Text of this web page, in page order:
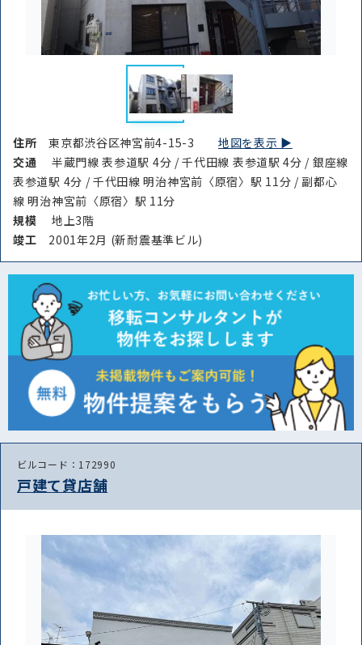
住所東京都渋谷区神宮前4-15-3地図を表示 ▶︎
交通
半蔵門線 表参道駅 4分 / 千代田線 表参道駅 4分 / 銀座線
表参道駅 4分 / 千代田線 明治神宮前〈原宿〉駅 11分 / 副都心
線 明治神宮前〈原宿〉駅 11分
規模
地上3階
竣⼯ 2001年2月 (新耐震基準ビル)
ビルコード：172990
戸建て貸店舗